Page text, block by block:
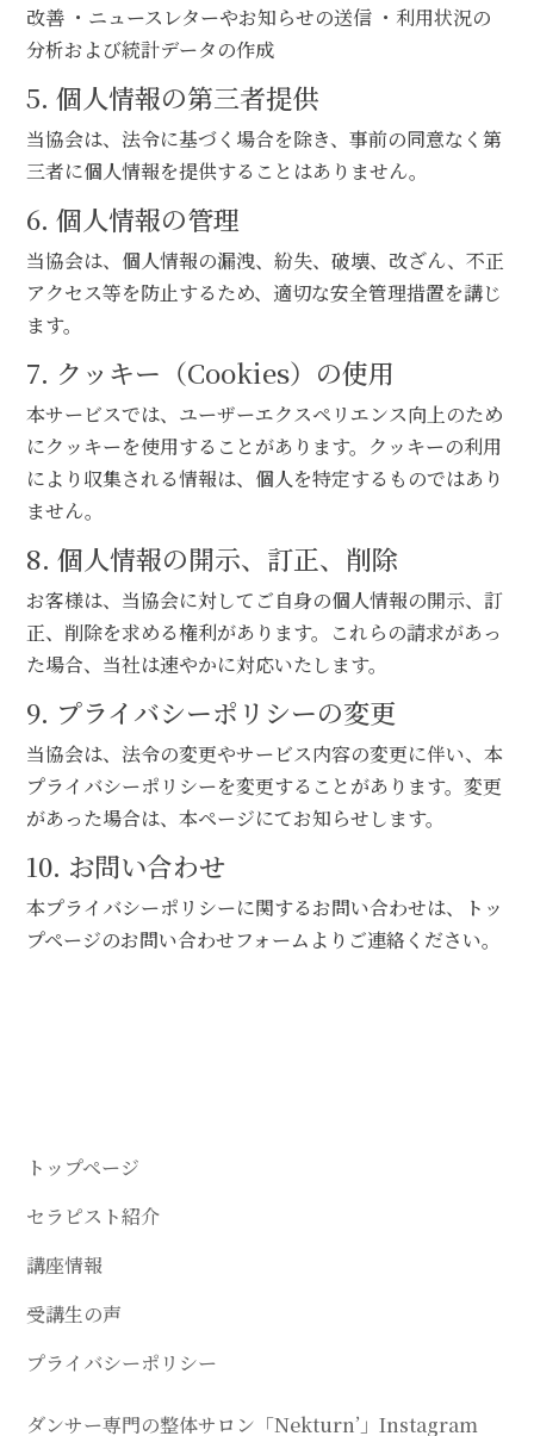
改善 ・ニュースレターやお知らせの送信 ・利用状況の
分析および統計データの作成
5. 個人情報の第三者提供
当協会は、法令に基づく場合を除き、事前の同意なく第
三者に個人情報を提供することはありません。
6. 個人情報の管理
当協会は、個人情報の漏洩、紛失、破壊、改ざん、不正
アクセス等を防止するため、適切な安全管理措置を講じ
ます。
7. クッキー（Cookies）の使用
本サービスでは、ユーザーエクスペリエンス向上のため
にクッキーを使用することがあります。クッキーの利用
により収集される情報は、個人を特定するものではあり
ません。
8. 個人情報の開示、訂正、削除
お客様は、当協会に対してご自身の個人情報の開示、訂
正、削除を求める権利があります。これらの請求があっ
た場合、当社は速やかに対応いたします。
9. プライバシーポリシーの変更
当協会は、法令の変更やサービス内容の変更に伴い、本
プライバシーポリシーを変更することがあります。変更
があった場合は、本ページにてお知らせします。
10. お問い合わせ
本プライバシーポリシーに関するお問い合わせは、トッ
プページのお問い合わせフォームよりご連絡ください。
トップページ
セラピスト紹介
講座情報
受講生の声
プライバシーポリシー
ダンサー専門の整体サロン「Nekturn’」Instagram